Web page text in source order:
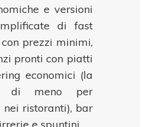
e versioni
di fast
prezzi minimi,
pronti con piatti
economici (la
di meno per
ristoranti), bar
e spuntini.